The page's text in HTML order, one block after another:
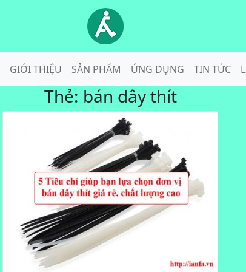
GIỚI THIỆU SẢN PHẨM ỨNG DỤNG TIN TỨC
Thẻ: bán dây thít